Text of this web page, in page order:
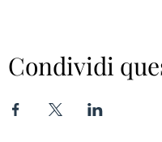
Condividi